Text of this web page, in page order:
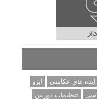
ایده های عکاسی
ایزو
تنظیمات دوربین